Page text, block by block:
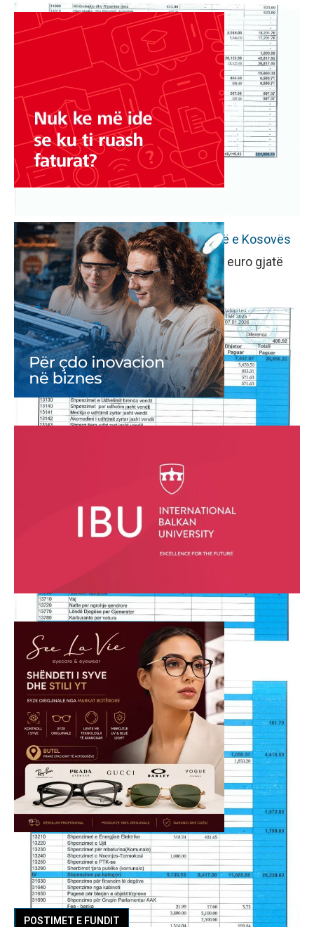
Nga ana tjetër,Aleanca për Ardhmërinë e Kosovës
(AAK)ka raportuar shpenzime 70 mijë euro gjatë
kësaj periudhe raportuese.
POSTIMET E FUNDIT